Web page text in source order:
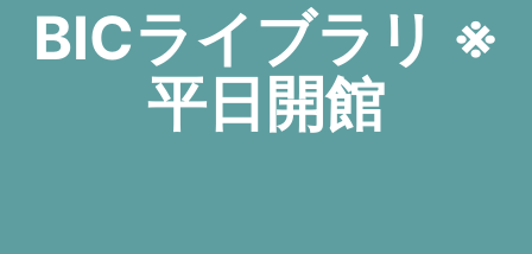
BICライブラリ ※
平日開館